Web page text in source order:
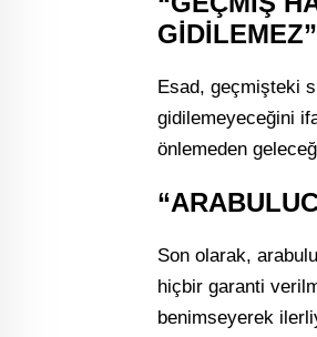
GİDİLEMEZ”
Esad, geçmişteki
gidilemeyeceğini
önlemeden
Son olarak,
hiçbir garanti
benimseyerek